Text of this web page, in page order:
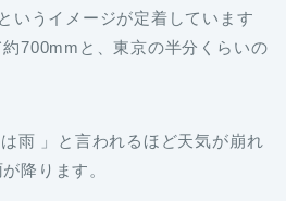
いうイメージが定着しています
700mmと、東京の半分くらいの
雨 」と言われるほど天気が崩れ
降ります。